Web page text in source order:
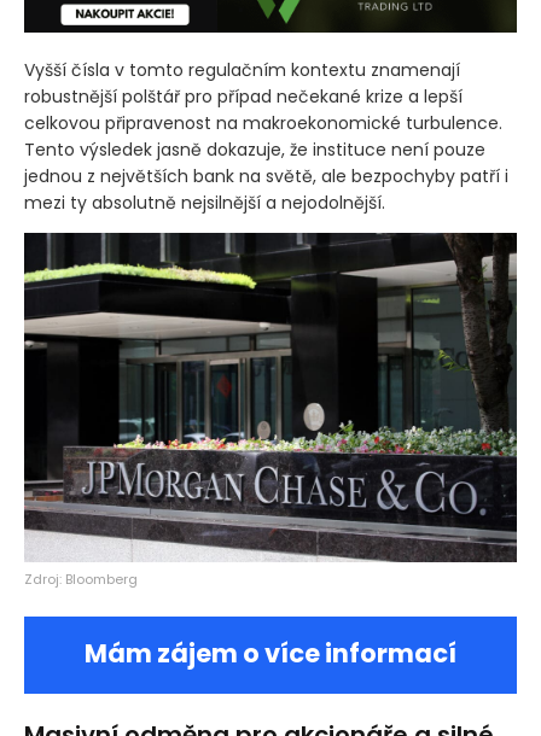
Vyšší čísla v tomto regulačním kontextu znamenají
robustnější polštář pro případ nečekané krize a lepší
celkovou připravenost na makroekonomické turbulence.
Tento výsledek jasně dokazuje, že instituce není pouze
jednou z největších bank na světě, ale bezpochyby patří i
mezi ty absolutně nejsilnější a nejodolnější.
Zdroj: Bloomberg
Mám zájem o více informací